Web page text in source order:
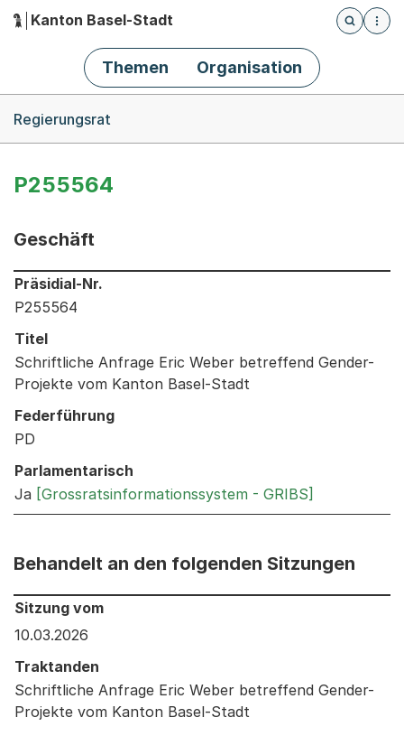
Hauptnavigation
Kanton Basel-Stadt
Öffnet
Themen Organisation
Regierungsrat
P255564
Geschäft
Informationen zum Ausgewählten Geschäft
Präsidial-Nr.
P255564
Titel
Schriftliche Anfrage Eric Weber betreffend Gender-
Projekte vom Kanton Basel-Stadt
Federführung
PD
Parlamentarisch
Ja [Grossratsinformationssystem - GRIBS]
Behandelt an den folgenden Sitzungen
Behandelt an den folgenden Sitzungen: Informationen
Sitzung vom
10.03.2026
Traktanden
Schriftliche Anfrage Eric Weber betreffend Gender-
Projekte vom Kanton Basel-Stadt